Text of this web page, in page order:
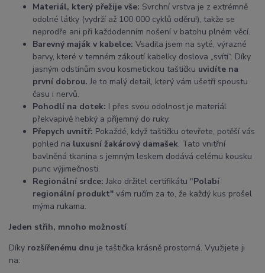
Materiál, který přežije vše: Svrchní vrstva je z extrémně
odolné látky (vydrží až 100 000 cyklů oděru!), takže se
neprodře ani při každodenním nošení v batohu plném věcí.
Barevný maják v kabelce: Vsadila jsem na syté, výrazné
barvy, které v temném zákoutí kabelky doslova „svítí“. Díky
jasným odstínům svou kosmetickou taštičku uvidíte na
první dobrou. Je to malý detail, který vám ušetří spoustu
času i nervů.
Pohodlí na dotek: I přes svou odolnost je materiál
překvapivě hebký a příjemný do ruky.
Přepych uvnitř: Pokaždé, když taštičku otevřete, potěší vás
pohled na luxusní žakárový damašek. Tato vnitřní
bavlněná tkanina s jemným leskem dodává celému kousku
punc výjimečnosti.
Regionální srdce: Jako držitel certifikátu "Polabí
regionální produkt" vám ručím za to, že každý kus prošel
mýma rukama.
Jeden střih, mnoho možností
Díky rozšířenému dnu je taštička krásně prostorná. Využijete ji
na: